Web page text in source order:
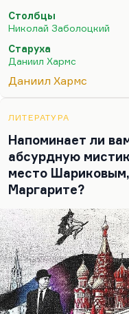
вырождения и
Роскина о
мемуары именно
не уступает ему,
Олейников, хотя он
замечательное
Конечно, ОБЭРИУ –
ученики
Столбцы
Николай Заболоцкий
Старуха
Даниил Хармс
Даниил Хармс
ЛИТЕРАТУРА
Напоминает ли
абсурдную
место
Маргарите?